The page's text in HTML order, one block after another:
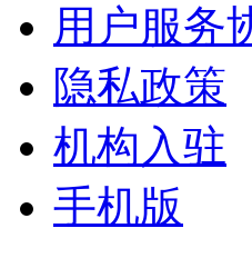
用户服务
隐私政策
机构入驻
手机版